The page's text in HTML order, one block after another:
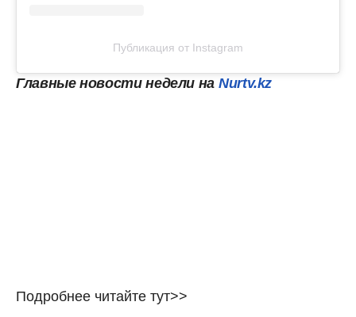
Публикация от Instagram
Главные новости недели на Nurtv.kz
Подробнее читайте тут>>